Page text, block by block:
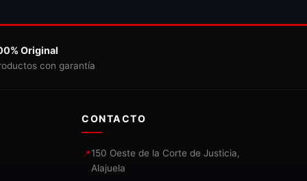
Original
con garantía
CONTACTO
📍150 Oeste de la Corte de Justicia,
Alajuela